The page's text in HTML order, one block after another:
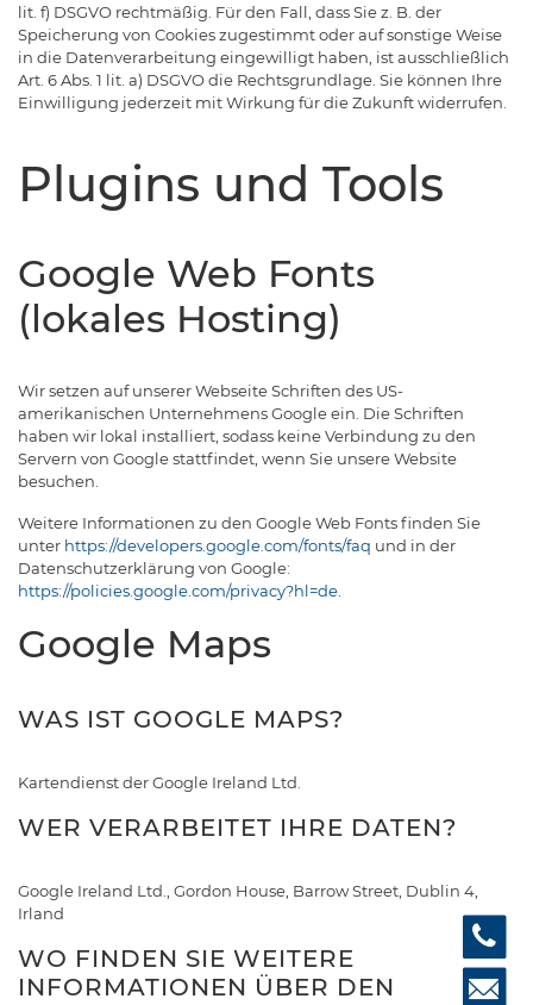
lit. f) DSGVO rechtmäßig. Für den Fall, dass Sie z. B. der
Speicherung von Cookies zugestimmt oder auf sonstige Weise
in die Datenverarbeitung eingewilligt haben, ist ausschließlich
Art. 6 Abs. 1 lit. a) DSGVO die Rechtsgrundlage. Sie können Ihre
Einwilligung jederzeit mit Wirkung für die Zukunft widerrufen.
Plugins und Tools
Google Web Fonts
(lokales Hosting)
Wir setzen auf unserer Webseite Schriften des US-
amerikanischen Unternehmens Google ein. Die Schriften
haben wir lokal installiert, sodass keine Verbindung zu den
Servern von Google stattfindet, wenn Sie unsere Website
besuchen.
Weitere Informationen zu den Google Web Fonts finden Sie
unter https://developers.google.com/fonts/faq und in der
Datenschutzerklärung von Google:
https://policies.google.com/privacy?hl=de.
Google Maps
WAS IST GOOGLE MAPS?
Kartendienst der Google Ireland Ltd.
WER VERARBEITET IHRE DATEN?
Google Ireland Ltd., Gordon House, Barrow Street, Dublin 4,
Irland
WO FINDEN SIE WEITERE
INFORMATIONEN ÜBER DEN